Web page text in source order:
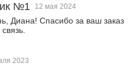
№1 12 мая 2024
Диана! Спасибо за ваш заказ
2023